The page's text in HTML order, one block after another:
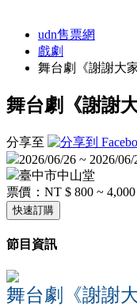
udn售票網
戲劇
舞台劇《謝謝大
舞台劇《謝謝
分享至
2026/06/26 ~ 2026/06/
臺中市中山堂
票價： NT $ 800 ~ 4,000
快速訂購
節目資訊
舞台劇《謝謝